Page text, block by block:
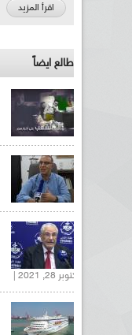
اقرأ المزيد
طالع ايضاً
أكتوبر 28, 2021 |